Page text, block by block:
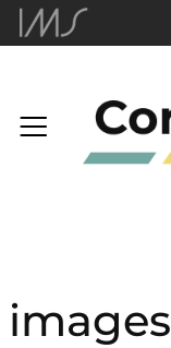
images